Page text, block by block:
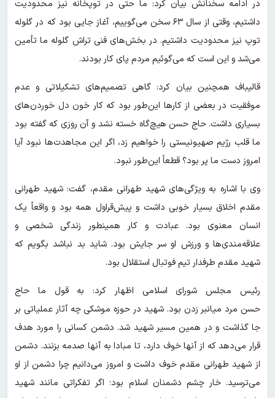
در ادامه سخنانش بیان کرد: ما حتی در توپخانه نیز محدودیت
داشتیم، وقتی از سال ۶۳ سخن می‌گوییم، آغاز جایی بود که در گلوله
توپ نیز محدودیت داشتیم. در بخش‌های فنی تراش گلوله ما تأمین
می‌شد و این است که می‌گوئیم مردم پای کار بودند.
قالیباف همچنین بیان کرد: گاهی تصمیم‌های تشکیلاتی و عدم
موفقیت در بعضی از کارها این‌طور بود که کار خون دل خوردن‌های
بسیاری داشت. حاج حسن هیچ‌گاه خسته نشد و آن روزی که گفته بود
ما قلب رژیم صهیونیستی را خواهیم زد، اگر این مجاهدت‌ها نبود آیا
امروز دست ما پر بود؟ قطعاً این‌طور نبود.
وی با اشاره به ویژگی‌های شهید طهرانی مقدم، گفت: شهید طهرانی
مقدم اخلاق بسیار خوبی داشت و پیش‌قراول همه بود و واقعاً یک
انسان معنوی بود. عبادت و کار همینطور زندگی شخصی و
علاقه‌مندی‌ها و ورزش او سر جایش بود. شاید بد نباشد بگویم که
شهید مقدم طرفدار تیم فوتبال استقلال بود.
رئیس مجلس شورای اسلامی اظهار کرد: به قول ما حاج
حسن مرد میانبر زدن بود. شهید در حوزه موشکی چه آثار عملیاتی بر
جا گذاشت و در همین مسیر شهید شد. دشمن کسانی را مورد هدف
قرار می‌دهد که از آنها خوف دارد، تا مبادا به آنها صدمه بزنند. دشمن
از شهید طهرانی مقدم خوف داشت و امروز می‌دانیم چرا دشمن از او
می‌ترسید. خار چشم دشمنان اسلام بود؛ اگر تفکراتی مانند شهید